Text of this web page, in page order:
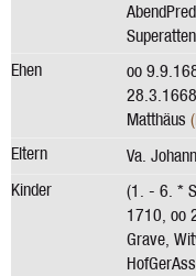
Ehen
oo
Matthäus
Eltern
Va.
Kinder
(1. - 6. *
1710, oo
Grave,